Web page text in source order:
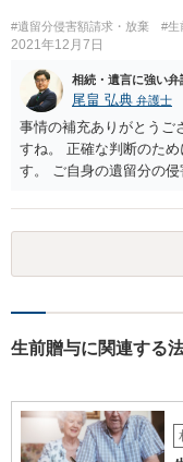
#遺留分侵害額請求・放棄 #生
2021年12月7日
相続・遺言に強い弁
尾畠 弘典 弁護士
事情の補充ありがとうご
すね。 正確な判断のた
す。 ご自身の遺留分の
相談されるのが良いと思
生前贈与に関連する